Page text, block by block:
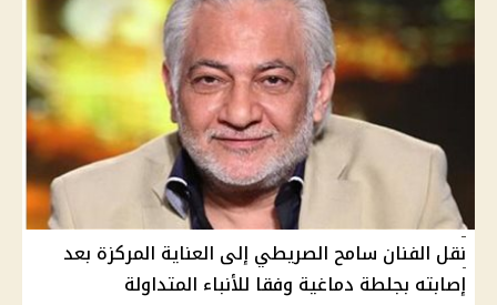
نقل الفنان سامح الصريطي إلى العناية المركزة بعد
إصابته بجلطة دماغية وفقا للأنباء المتداولة